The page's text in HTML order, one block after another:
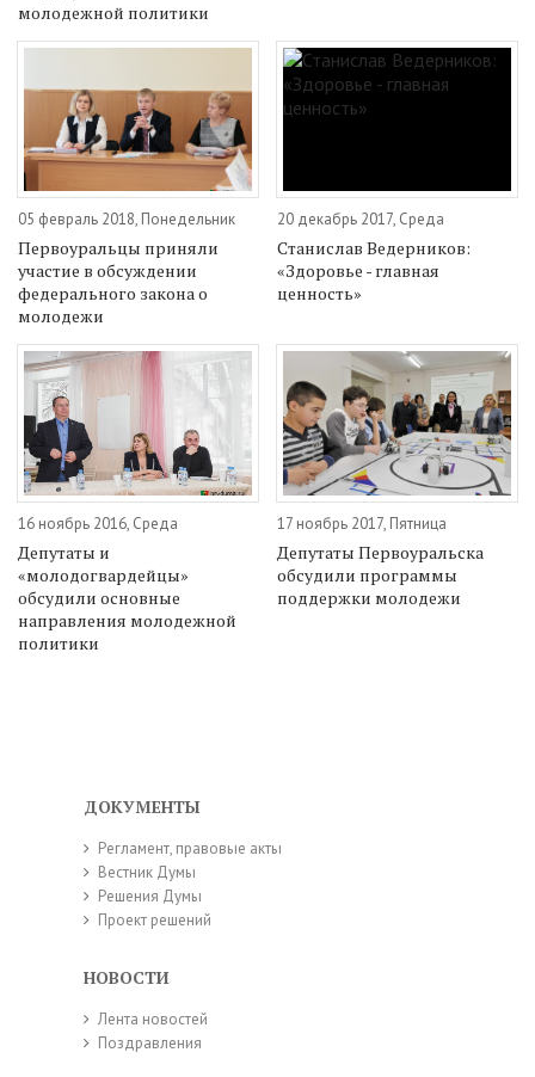
молодежной политики
05 февраль 2018, Понедельник
Первоуральцы приняли
участие в обсуждении
федерального закона о
молодежи
20 декабрь 2017, Среда
Станислав Ведерников:
«Здоровье - главная
ценность»
16 ноябрь 2016, Среда
Депутаты и
«молодогвардейцы»
обсудили основные
направления молодежной
политики
17 ноябрь 2017, Пятница
Депутаты Первоуральска
обсудили программы
поддержки молодежи
ДОКУМЕНТЫ
Регламент, правовые акты
Вестник Думы
Решения Думы
Проект решений
НОВОСТИ
Лента новостей
Поздравления